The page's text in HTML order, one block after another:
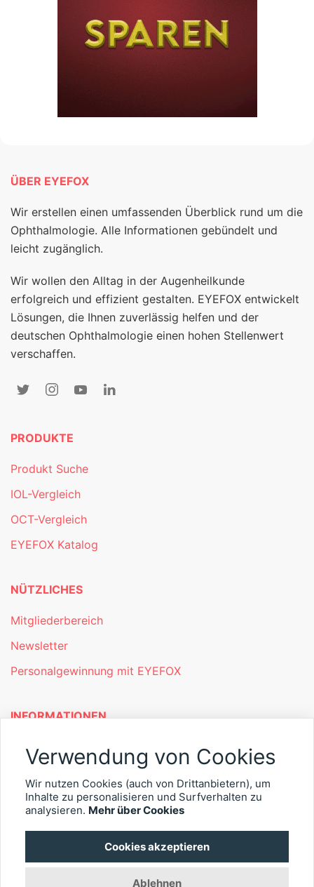
ÜBER EYEFOX
Wir erstellen einen umfassenden Überblick rund um die
Ophthalmologie. Alle Informationen gebündelt und
leicht zugänglich.
Wir wollen den Alltag in der Augenheilkunde
erfolgreich und effizient gestalten. EYEFOX entwickelt
Lösungen, die Ihnen zuverlässig helfen und der
deutschen Ophthalmologie einen hohen Stellenwert
verschaffen.
PRODUKTE
Produkt Suche
IOL-Vergleich
OCT-Vergleich
EYEFOX Katalog
NÜTZLICHES
Mitgliederbereich
Newsletter
Personalgewinnung mit EYEFOX
INFORMATIONEN
Was ist EYEFOX – Ihre Möglichkeiten
Kontakt
Verwendung von Cookies
Wir nutzen Cookies (auch von Drittanbietern), um
Inhalte zu personalisieren und Surfverhalten zu
analysieren. Mehr über Cookies
Cookies akzeptieren
Ablehnen